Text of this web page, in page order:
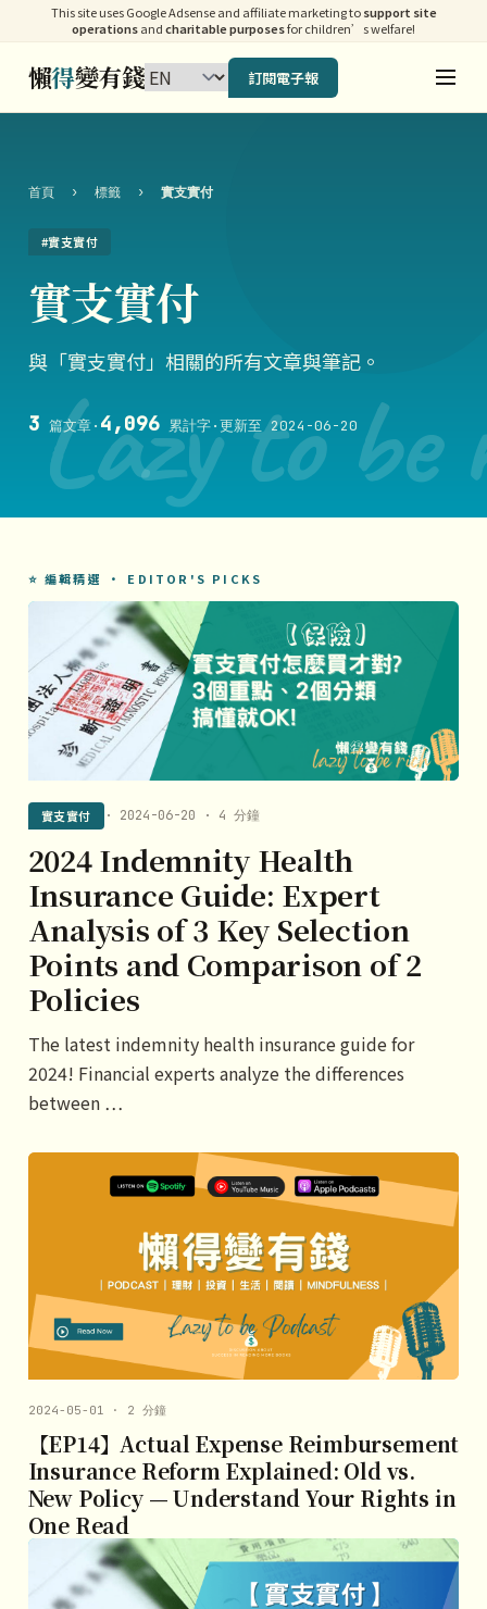
This site uses Google Adsense and affiliate marketing tosupport site
operationsandcharitable purposesfor children’s welfare!
懶得變有錢 訂閱電子報
Lazy to be
首頁 › 標籤 › 實支實付
#實支實付
實支實付
與「實支實付」相關的所有文章與筆記。
3 篇文章· 4,096累計字·更新至 2024-06-20
⭐ 編輯精選 · EDITOR'S PICKS
實支實付 · 2024-06-20 · 4 分鐘
2024 Indemnity Health
Insurance Guide: Expert
Analysis of 3 Key Selection
Points and Comparison of 2
Policies
The latest indemnity health insurance guide for
2024! Financial experts analyze the differences
between …
2024-05-01 · 2 分鐘
【EP14】Actual Expense Reimbursement
Insurance Reform Explained: Old vs.
New Policy — Understand Your Rights in
One Read